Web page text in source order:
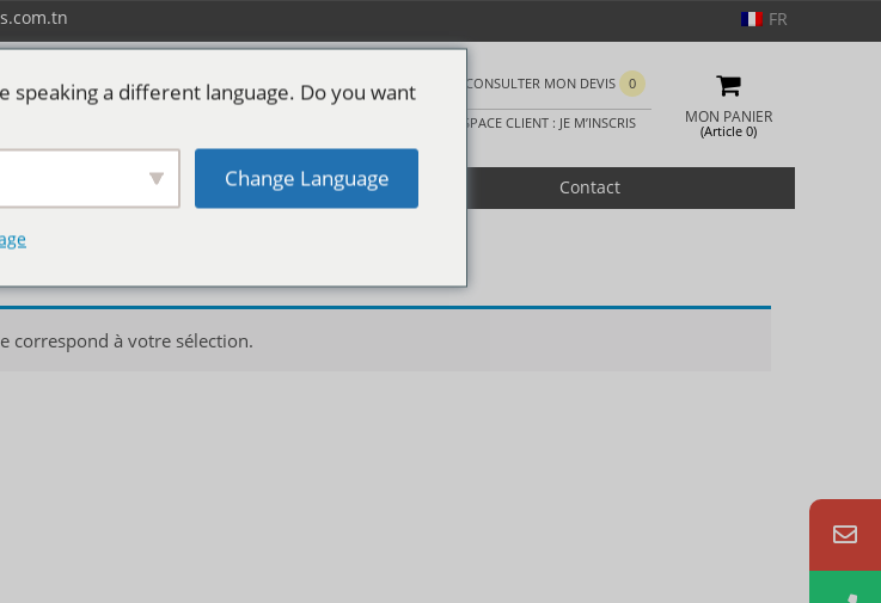
Services Promotion Contact
CONSULTER MON DEVIS 0
ESPACE CLIENT : JE M’INSCRIS MON PANIER
(Article 0)
correspond à votre sélection.
FR
speaking a different language. Do you want
Change Language